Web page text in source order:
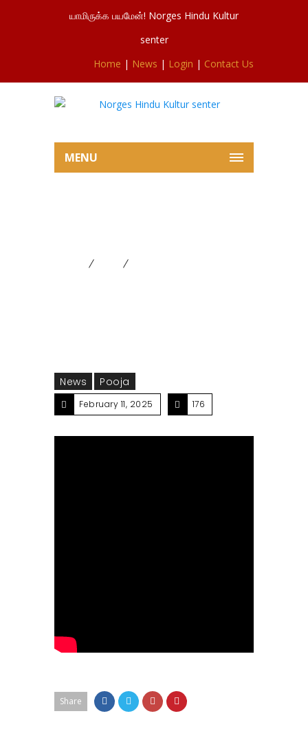
யாமிருக்க பயமேன்! Norges Hindu Kultur
senter
Home | News | Login | Contact Us
MENU
News Pooja
February 11, 2025 176
Share